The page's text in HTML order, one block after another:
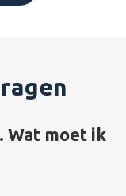
Wat moet ik